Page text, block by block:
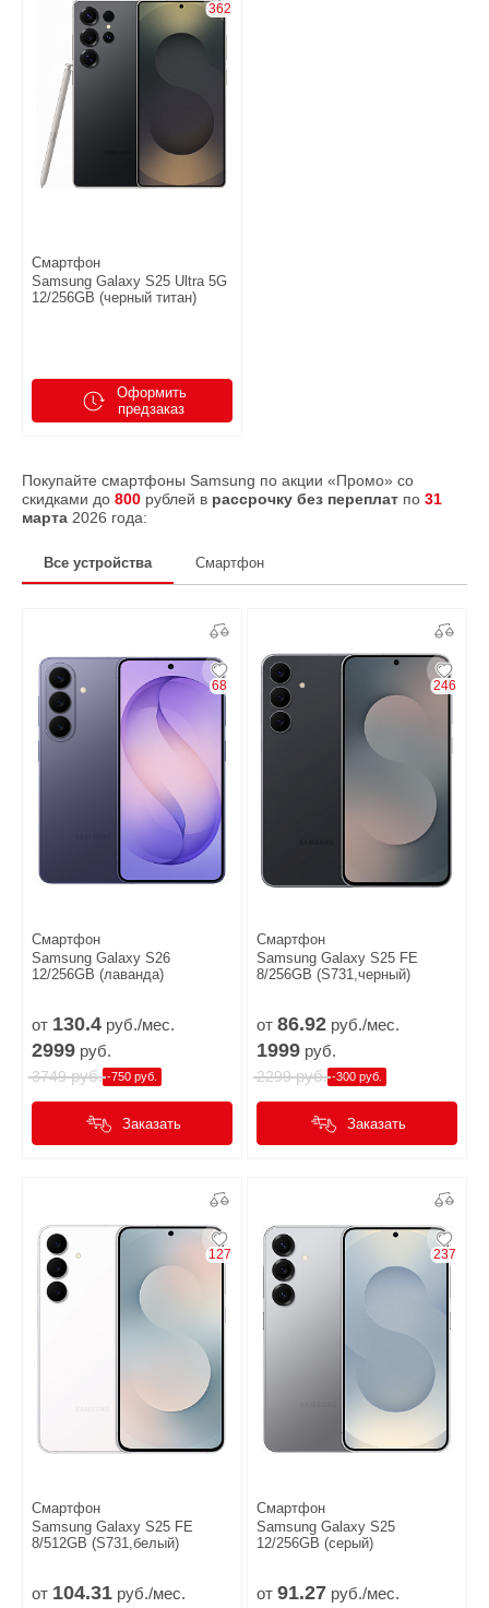
362
Смартфон
Samsung Galaxy S25 Ultra 5G
12/256GB (черный титан)
Оформить
предзаказ
Покупайте смартфоны Samsung по акции «Промо» со
скидками до 800 рублей в рассрочку без переплат по 31
марта 2026 года:
Все устройства Смартфон
68
Смартфон
Samsung Galaxy S26
12/256GB (лаванда)
от 130.4 руб./мес.
2999 руб.
3749руб. -750 руб.
Заказать
246
Смартфон
Samsung Galaxy S25 FE
8/256GB (S731,черный)
от 86.92 руб./мес.
1999 руб.
2299руб. -300 руб.
Заказать
127
Смартфон
Samsung Galaxy S25 FE
8/512GB (S731,белый)
от 104.31 руб./мес.
237
Смартфон
Samsung Galaxy S25
12/256GB (серый)
от 91.27 руб./мес.